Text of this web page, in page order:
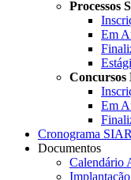
Processos
Em
Concursos
Em
Cronograma
Documentos
Calendário